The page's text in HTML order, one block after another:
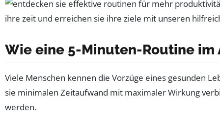
Wie eine 5-Minuten-Routine
Viele Menschen kennen die Vorzüge eines gesunden
sie minimalen Zeitaufwand mit maximaler Wirkung
werden.